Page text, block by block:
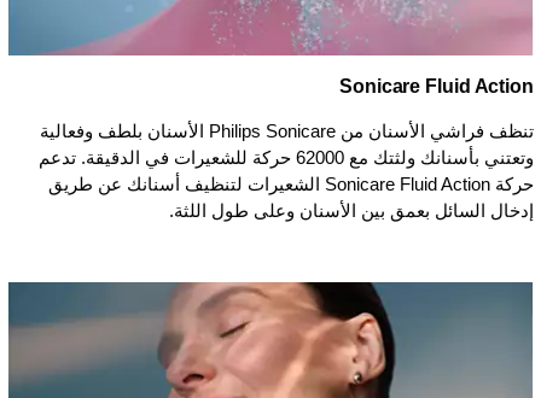
Sonicare Fluid Action
تنظف فراشي الأسنان من Philips Sonicare الأسنان بلطف وفعالية
وتعتني بأسنانك ولثتك مع 62000 حركة للشعيرات في الدقيقة. تدعم
حركة Sonicare Fluid Action الشعيرات لتنظيف أسنانك عن طريق
إدخال السائل بعمق بين الأسنان وعلى طول اللثة.